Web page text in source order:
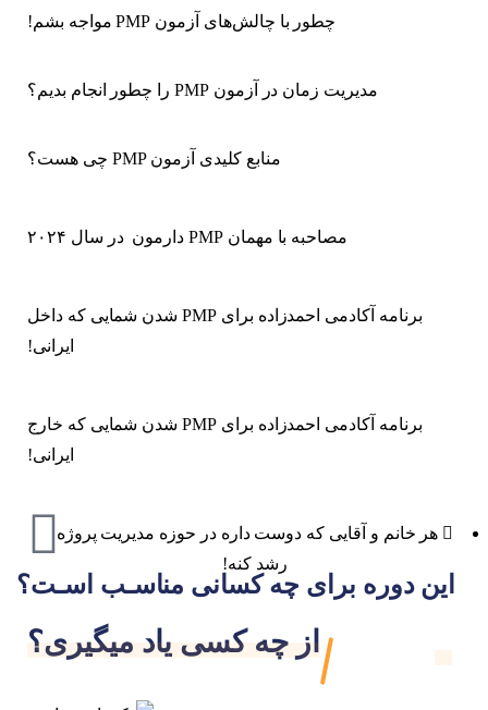
چطور با چالش‌های آزمون PMP مواجه بشم!
مدیریت زمان در آزمون PMP را چطور انجام بدیم؟
منابع کلیدی آزمون PMP چی هست؟
مصاحبه با مهمان PMP دارمون در سال ۲۰۲۴
برنامه آکادمی احمدزاده برای PMP شدن شمایی که داخل
ایرانی!
برنامه آکادمی احمدزاده برای PMP شدن شمایی که خارج
ایرانی!
این دوره برای چه کسانی مناسـب اسـت؟
هر خانم و آقایی که دوست داره در حوزه مدیریت پروژه
رشد کنه!
از چه کسی یاد میگیری؟